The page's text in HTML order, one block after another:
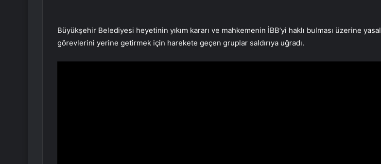
Büyükşehir Belediyesi heyetinin yıkım kararı ve mahkemenin İBB’yi haklı bulması üzerine yasal
görevlerini yerine getirmek için harekete geçen gruplar saldırıya uğradı.